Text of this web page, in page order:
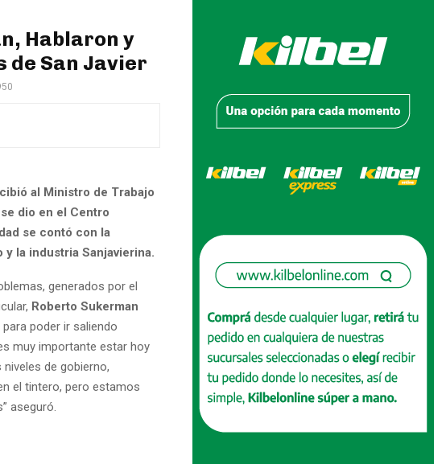
Hablaron y
de San Javier
al Ministro de Trabajo
dio en el Centro
se contó con la
la industria Sanjavierina.
generados por el
Roberto Sukerman
poder ir saliendo
muy importante estar hoy
de gobierno,
el tintero, pero estamos
aseguró.